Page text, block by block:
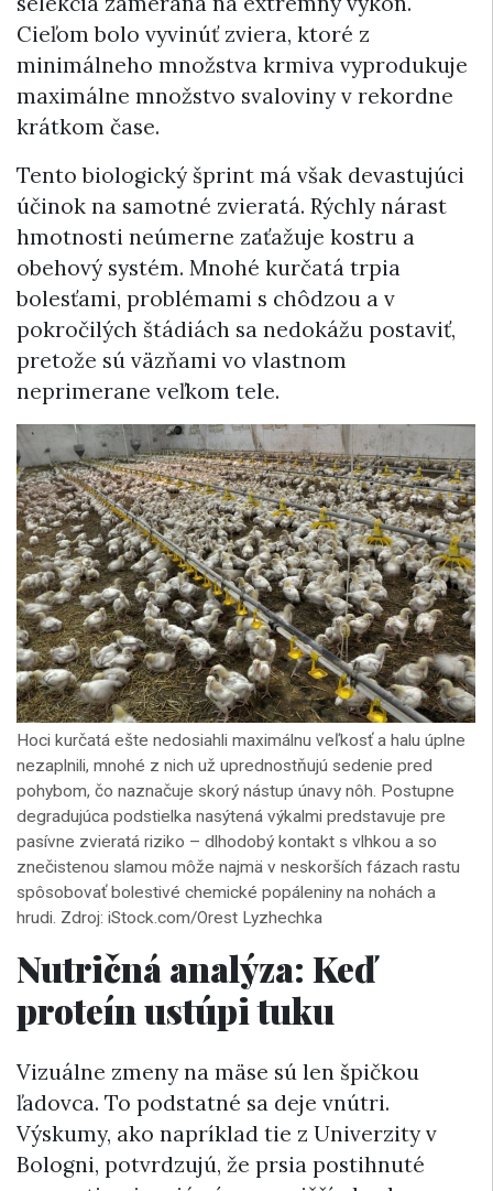
Cieľom bolo vyvinúť zviera, ktoré z
minimálneho množstva krmiva vyprodukuje
maximálne množstvo svaloviny v rekordne
krátkom čase.
Tento biologický šprint má však devastujúci
účinok na samotné zvieratá. Rýchly nárast
hmotnosti neúmerne zaťažuje kostru a
obehový systém. Mnohé kurčatá trpia
bolesťami, problémami s chôdzou a v
pokročilých štádiách sa nedokážu postaviť,
pretože sú väzňami vo vlastnom
neprimerane veľkom tele.
Hoci kurčatá ešte nedosiahli maximálnu veľkosť a halu úplne
nezaplnili, mnohé z nich už uprednostňujú sedenie pred
pohybom, čo naznačuje skorý nástup únavy nôh. Postupne
degradujúca podstielka nasýtená výkalmi predstavuje pre
pasívne zvieratá riziko – dlhodobý kontakt s vlhkou a so
znečistenou slamou môže najmä v neskorších fázach rastu
spôsobovať bolestivé chemické popáleniny na nohách a
hrudi. Zdroj: iStock.com/Orest Lyzhechka
Nutričná analýza: Keď
proteín ustúpi tuku
Vizuálne zmeny na mäse sú len špičkou
ľadovca. To podstatné sa deje vnútri.
Výskumy, ako napríklad tie z Univerzity v
Bologni, potvrdzujú, že prsia postihnuté